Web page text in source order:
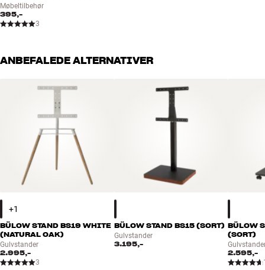
Møbeltilbehør
395,-
3
ANBEFALEDE ALTERNATIVER
BÜLOW STAND BS19 WHITE
(NATURAL OAK)
Gulvstander
2.995,-
3
BÜLOW STAND BS15 (SORT)
Gulvstander
3.195,-
BÜLOW
(SORT)
2.595,-